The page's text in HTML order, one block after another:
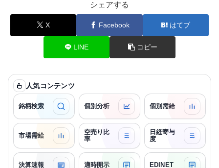
シェアする
X Facebook はてブ
LINE コピー
人気コンテンツ
銘柄検索 個別分析 個別需給
市場需給
空売り比
率
日経寄与
度
決算速報 適時開示 EDINET